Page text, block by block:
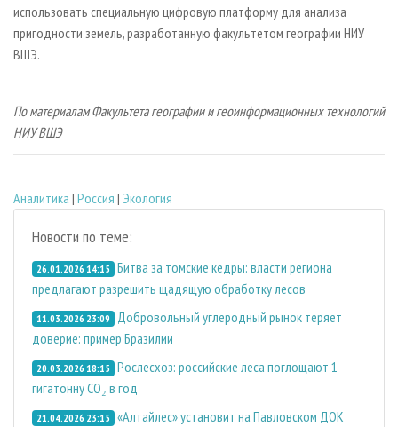
использовать специальную цифровую платформу для анализа
пригодности земель, разработанную факультетом географии НИУ
ВШЭ.
По материалам Факультета географии и геоинформационных технологий
НИУ ВШЭ
Аналитика | Россия | Экология
Новости по теме:
26.01.2026 14:15 Битва за томские кедры: власти региона
предлагают разрешить щадящую обработку лесов
11.03.2026 23:09
Добровольный углеродный рынок теряет
доверие: пример Бразилии
20.03.2026 18:15 Рослесхоз: российские леса поглощают 1
гигатонну СО₂ в год
21.04.2026 23:15 «Алтайлес» установит на Павловском ДОК